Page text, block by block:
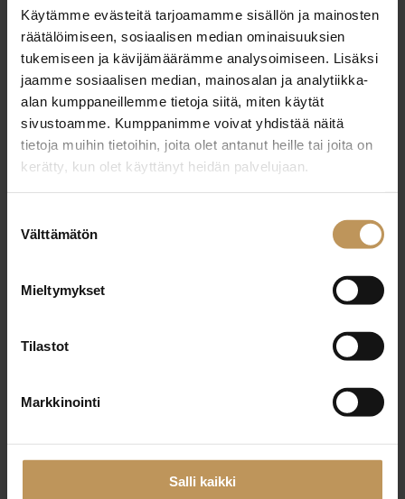
Käytämme evästeitä tarjoamamme sisällön ja mainosten
räätälöimiseen, sosiaalisen median ominaisuuksien
tukemiseen ja kävijämäärämme analysoimiseen. Lisäksi
jaamme sosiaalisen median, mainosalan ja analytiikka-
alan kumppaneillemme tietoja siitä, miten käytät
sivustoamme. Kumppanimme voivat yhdistää näitä
tietoja muihin tietoihin, joita olet antanut heille tai joita on
kerätty, kun olet käyttänyt heidän palvelujaan.
valinta
Välttämätön
Mieltymykset
Tilastot
Markkinointi
Salli kaikki
29.2.2024
Mirkka Muhonen
Lue artikkeli
Jouko Lätti